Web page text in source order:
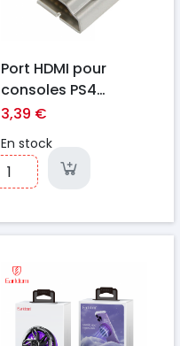
Port HDMI pour
consoles PS4
Pro/PS4 Slim Ori
3,39 €
En stock
Prix